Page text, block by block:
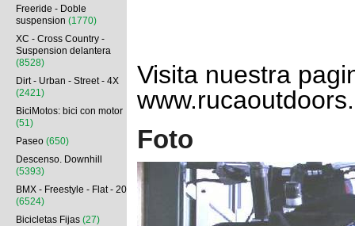
Visita nuestra
Foto
Freeride - Doble
suspension (1770)
XC - Cross Country -
Suspension delantera
(8528)
Dirt - Urban - Street - 4X
(2421)
BiciMotos: bici con motor
(51)
Paseo (650)
Descenso. Downhill
(5393)
BMX - Freestyle - Flat - 20
(6524)
Bicicletas Fijas (27)